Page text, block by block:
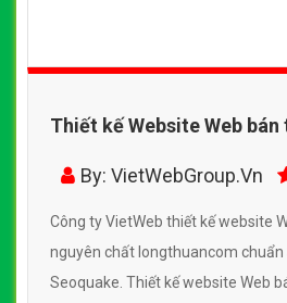
Thiết kế Website Web bán
chất - longthuancom
By: VietWebGroup.Vn
Công ty VietWeb thiết kế website
nguyên chất longthuancom chuẩn
Seoquake. Thiết kế website Web